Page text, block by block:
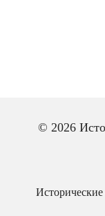
© 2026
Исторические